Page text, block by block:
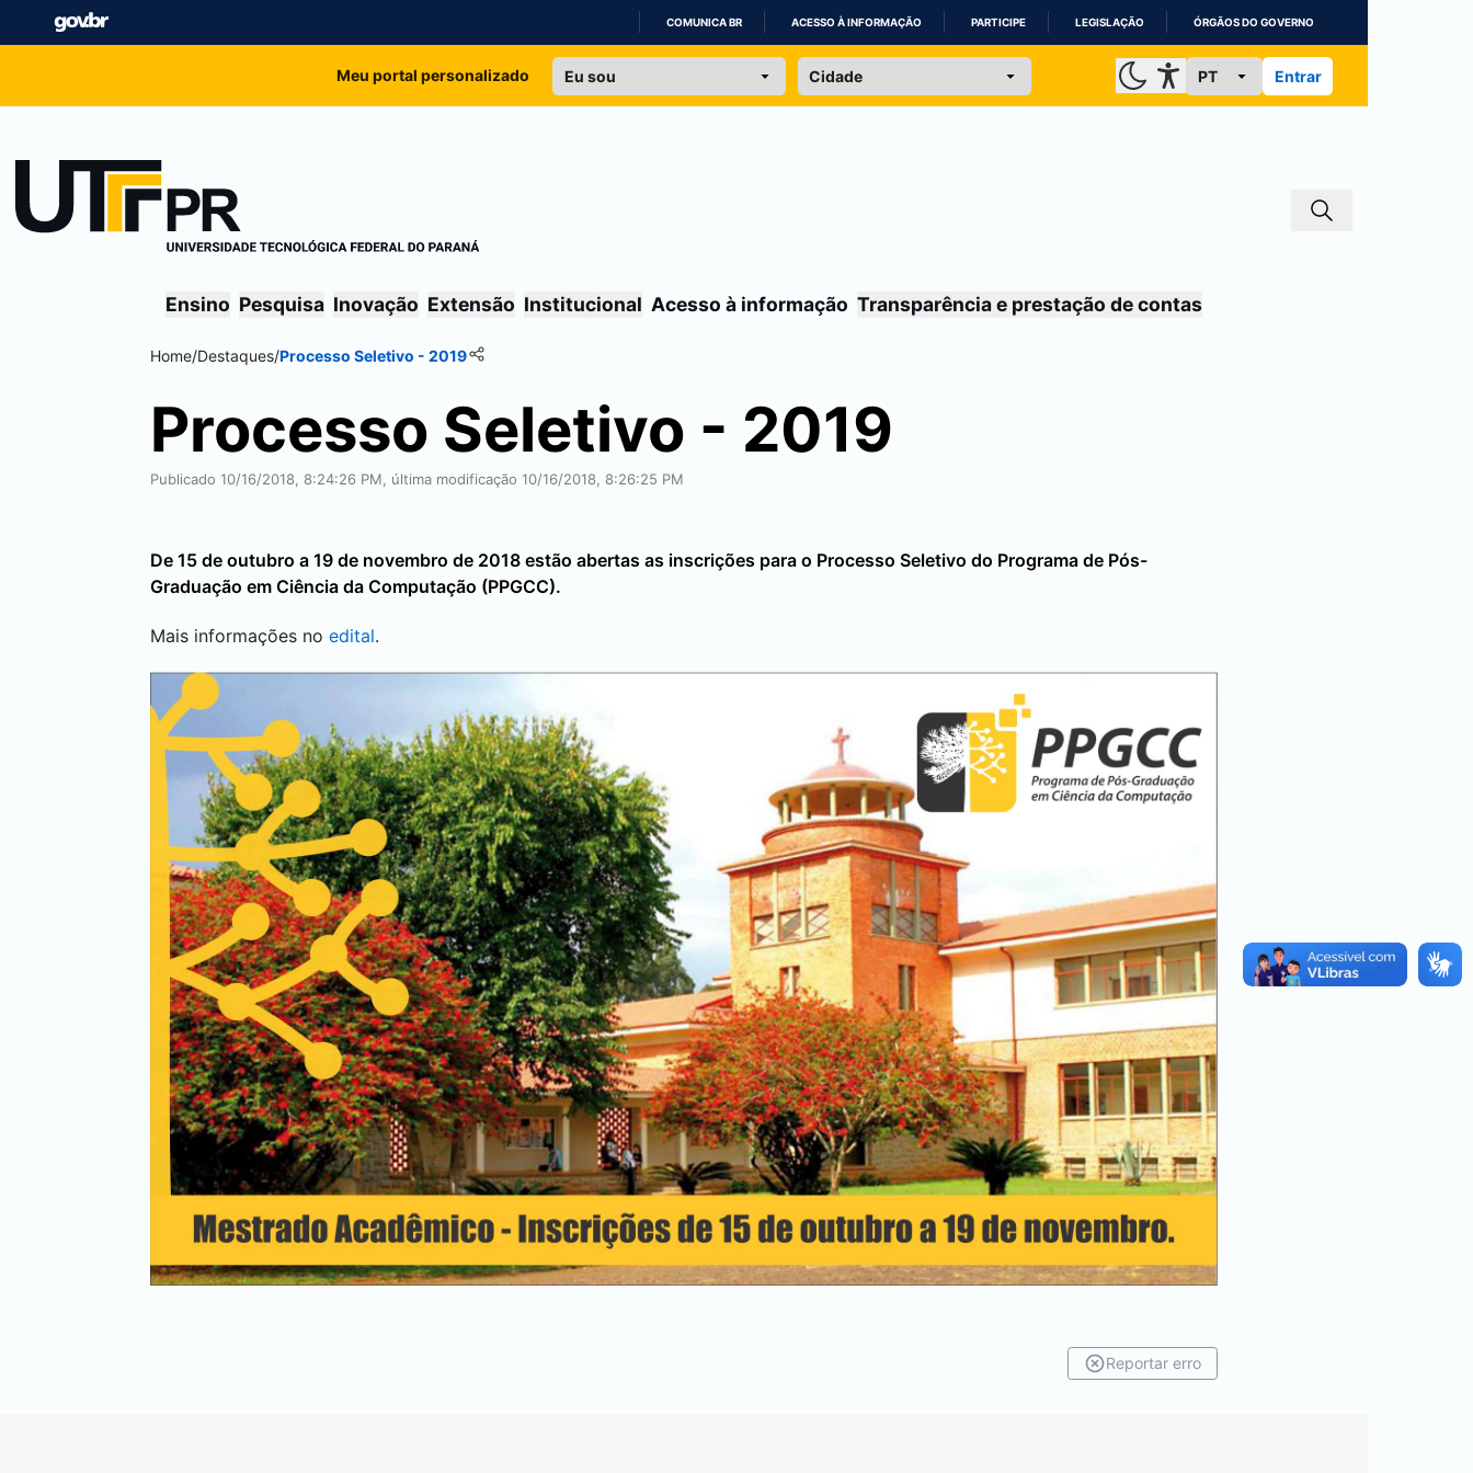
IR
COMUNICA BR ACESSO À INFORMAÇÃO PARTICIPE LEGISLAÇÃO ÓRGÃOS DO GOVERNO
Meu portal personalizado Entrar
Ensino Pesquisa Inovação Extensão Institucional Acesso à informação Transparência e prestação de contas
Home/Destaques/Processo Seletivo - 2019
Processo Seletivo - 2019
Publicado 10/16/2018, 8:24:26 PM, última modificação 10/16/2018, 8:26:25 PM
De 15 de outubro a 19 de novembro de 2018 estão abertas as inscrições para o Processo Seletivo do Programa de Pós-
Graduação em Ciência da Computação (PPGCC).
Mais informações no edital.
Reportar erro